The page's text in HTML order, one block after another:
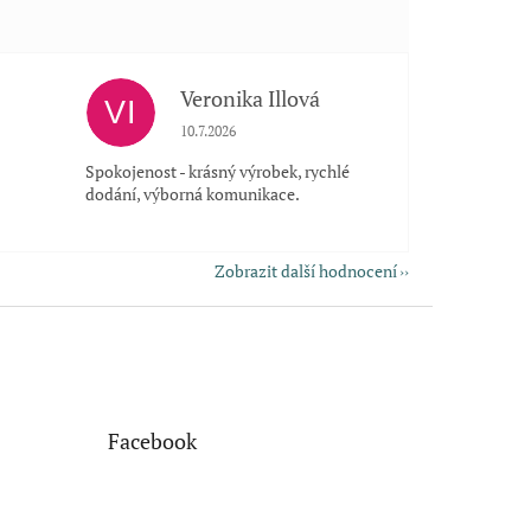
5 z 5 hvězdiček.VI Veronika Illová
Hodnocení obchodu je 5 z 5 hvězdiček.
10.7.2026
Spokojenost - krásný výrobek, rychlé
dodání, výborná komunikace.
Zobrazit další hodnocení
Facebook